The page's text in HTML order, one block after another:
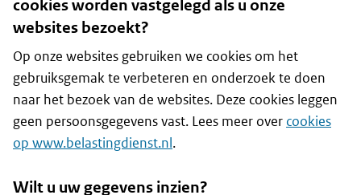
cookies worden vastgelegd als u onze
websites bezoekt?
Op onze websites gebruiken we cookies om het
gebruiksgemak te verbeteren en onderzoek te doen
naar het bezoek van de websites. Deze cookies leggen
geen persoonsgegevens vast. Lees meer over cookies
op www.belastingdienst.nl.
Wilt u uw gegevens inzien?